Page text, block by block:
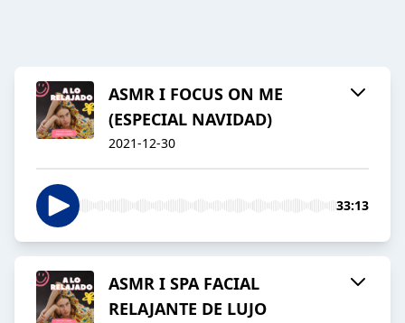
ASMR I FOCUS ON ME
(ESPECIAL NAVIDAD)
2021-12-30
33:13
ASMR I SPA FACIAL
RELAJANTE DE LUJO